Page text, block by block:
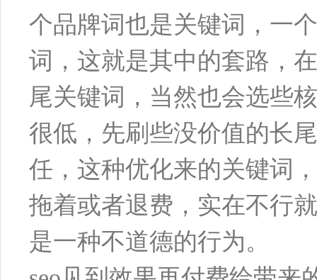
个品牌词也是关键词，一
词，这就是其中的套路，
尾关键词，当然也会选些
很低，先刷些没价值的长
任，这种优化来的关键词
拖着或者退费，实在不行
是一种不道德的行为。